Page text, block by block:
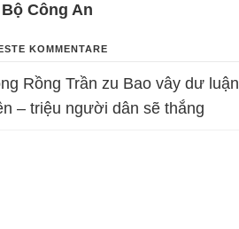
Công An
KOMMENTARE
Rồng Trần zu Bao vây dư luận
– triệu người dân sẽ thắng